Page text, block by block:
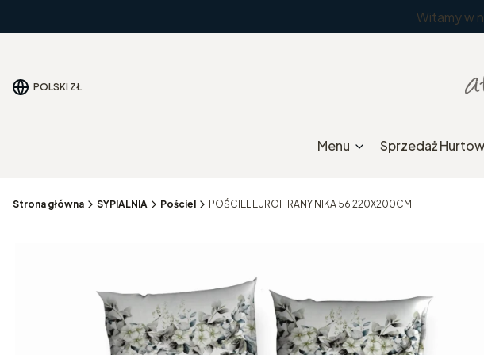
Witamy w
POLSKI ZŁ
Menu Sprzedaż
Strona główna SYPIALNIA Pościel POŚCIEL EUROFIRANY NIKA 56 220X200CM